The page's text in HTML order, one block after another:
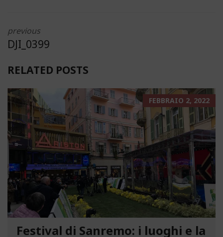
previous
DJI_0399
RELATED POSTS
FEBBRAIO 2, 2022
Festival di Sanremo: i luoghi e la